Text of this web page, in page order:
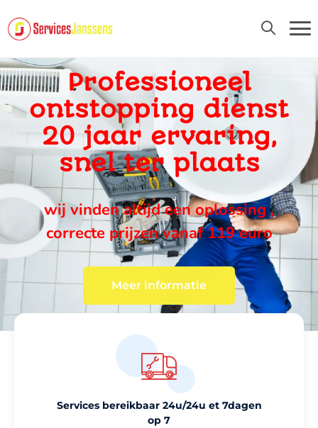
Professioneel
ontstopping dienst
20 jaar ervaring,
snel ter plaats
wij vinden altijd een oplossing ,
correcte prijzen vanaf 119 euro
Meer informatie
Services bereikbaar 24u/24u et 7dagen
op 7